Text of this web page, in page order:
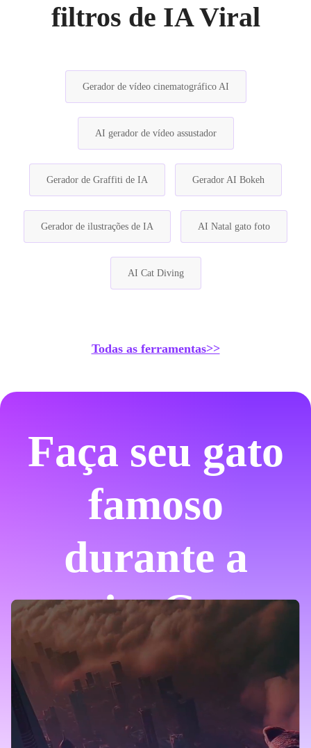
filtros de IA Viral
Gerador de vídeo cinematográfico AI
AI gerador de vídeo assustador
Gerador de Graffiti de IA Gerador AI Bokeh
Gerador de ilustrações de IA AI Natal gato foto
AI Cat Diving
Todas as ferramentas>>
Faça seu gato
famoso
durante a
noite.Gere
vídeos virais
AI Cat agora!